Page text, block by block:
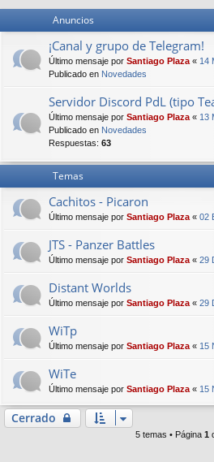
Anuncios
¡Canal y grupo de Telegram!
Último mensaje por Santiago Plaza « 14
Publicado en Novedades
Servidor Discord PdL (tipo
Último mensaje por Santiago Plaza « 13
Publicado en Novedades
Respuestas: 63
Temas
Cachitos - Picaron
Último mensaje por Santiago Plaza « 02
JTS - Panzer Battles
Último mensaje por Santiago Plaza « 29
Distant Worlds
Último mensaje por Santiago Plaza « 29
WiTp
Último mensaje por Santiago Plaza « 15
WiTe
Último mensaje por Santiago Plaza « 15
Cerrado
5 temas • Página 1